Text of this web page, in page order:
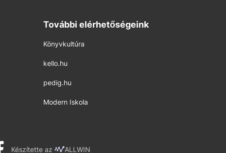
További elérhetőségeink
Könyvkultúra
kello.hu
pedig.hu
Modern Iskola
Készítette az ALLWIN